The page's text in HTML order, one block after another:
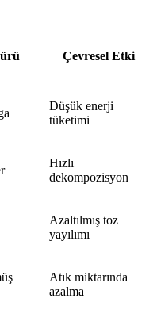
Çevresel Etki
Düşük enerji
tüketimi
Hızlı
dekompozisyon
Azaltılmış toz
yayılımı
Atık miktarında
azalma